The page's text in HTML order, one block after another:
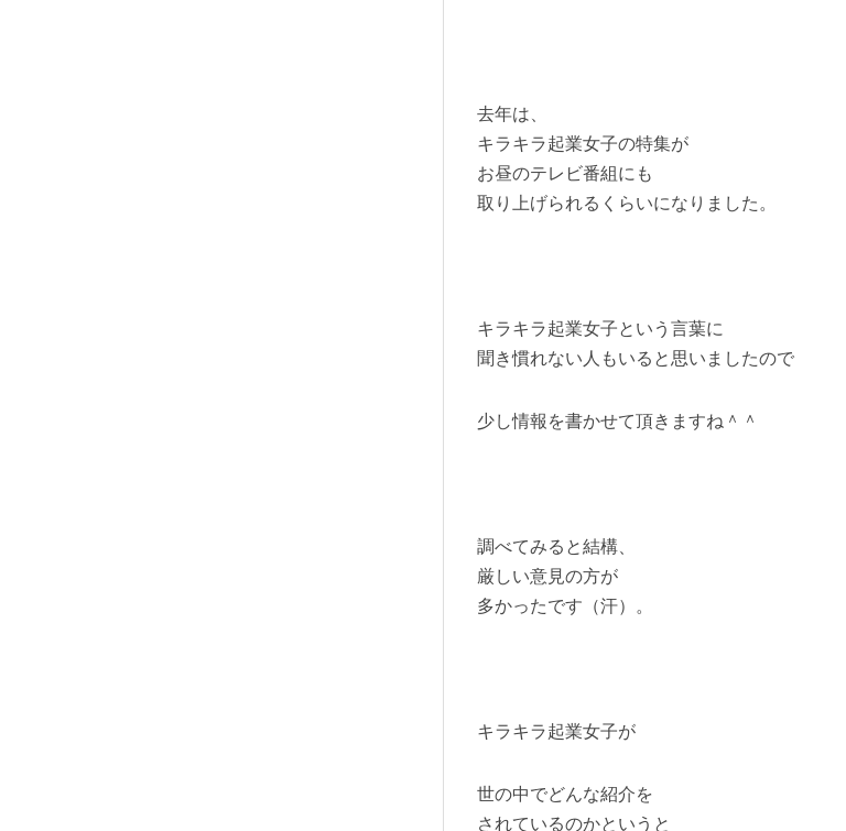
去年は、
キラキラ起業女子の特集が
お昼のテレビ番組にも
取り上げられるくらいになりました。
キラキラ起業女子という言葉に
聞き慣れない人もいると思いましたので
少し情報を書かせて頂きますね＾＾
調べてみると結構、
厳しい意見の方が
多かったです（汗）。
キラキラ起業女子が
世の中でどんな紹介を
されているのかというと